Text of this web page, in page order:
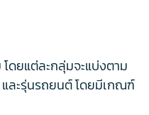
ดยแต่ละกลุ่มจะแบ่งตาม
ละรุ่นรถยนต์ โดยมีเกณฑ์